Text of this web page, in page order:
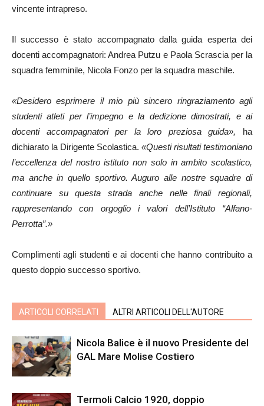
vincente intrapreso.
Il successo è stato accompagnato dalla guida esperta dei
docenti accompagnatori: Andrea Putzu e Paola Scrascia per la
squadra femminile, Nicola Fonzo per la squadra maschile.
«Desidero esprimere il mio più sincero ringraziamento agli
studenti atleti per l’impegno e la dedizione dimostrati, e ai
docenti accompagnatori per la loro preziosa guida», ha
dichiarato la Dirigente Scolastica. «Questi risultati testimoniano
l’eccellenza del nostro istituto non solo in ambito scolastico,
ma anche in quello sportivo. Auguro alle nostre squadre di
continuare su questa strada anche nelle finali regionali,
rappresentando con orgoglio i valori dell’Istituto “Alfano-
Perrotta”.»
Complimenti agli studenti e ai docenti che hanno contribuito a
questo doppio successo sportivo.
ARTICOLI CORRELATI ALTRI ARTICOLI DELL'AUTORE
Nicola Balice è il nuovo Presidente del
GAL Mare Molise Costiero
Termoli Calcio 1920, doppio